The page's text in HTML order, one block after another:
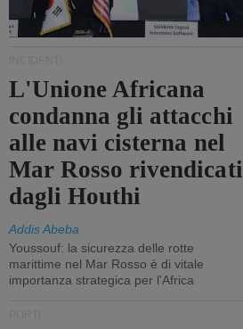
L'Unione Africana
condanna gli attacchi
alle navi cisterna nel
Mar Rosso rivendicati
dagli Houthi
Addis Abeba
Youssouf: la sicurezza delle rotte
marittime nel Mar Rosso è di vitale
importanza strategica per l'Africa